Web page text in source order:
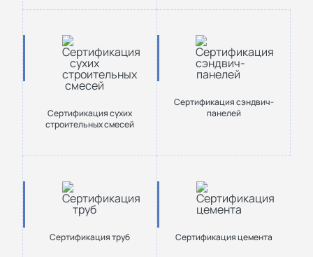
Сертификация сухих
строительных смесей
Сертификация сэндвич-
панелей
Сертификация труб Сертификация цемента